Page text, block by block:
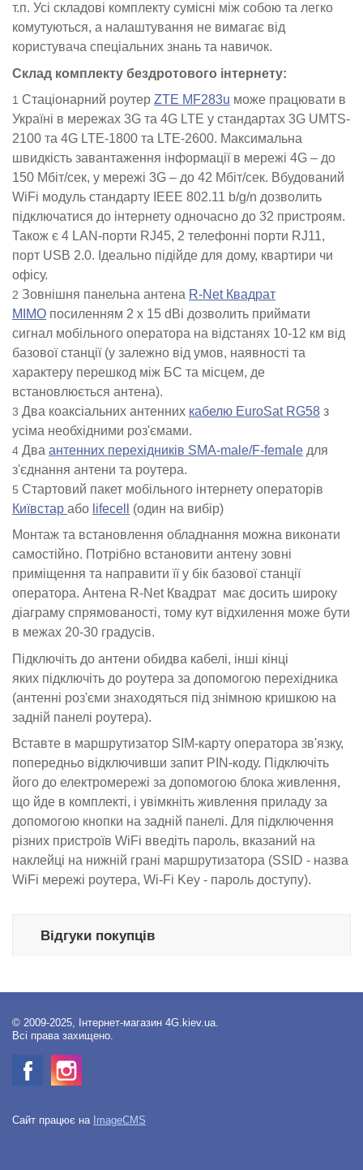
т.п. Усі складові комплекту сумісні між собою та легко
комутуються, а налаштування не вимагає від
користувача спеціальних знань та навичок.
Склад комплекту бездротового інтернету:
Стаціонарний роутер ZTE MF283u може працювати в
Україні в мережах 3G та 4G LTE у стандартах 3G UMTS-
2100 та 4G LTE-1800 та LTE-2600. Максимальна
швидкість завантаження інформації в мережі 4G – до
150 Мбіт/сек, у мережі 3G – до 42 Мбіт/сек. Вбудований
WiFi модуль стандарту IEEE 802.11 b/g/n дозволить
підключатися до інтернету одночасно до 32 пристроям.
Також є 4 LAN-порти RJ45, 2 телефонні порти RJ11,
порт USB 2.0. Ідеально підійде для дому, квартири чи
офісу.
Зовнішня панельна антена R-Net Квадрат
MIMO посиленням 2 x 15 dBi дозволить приймати
сигнал мобільного оператора на відстанях 10-12 км від
базової станції (у залежно від умов, наявності та
характеру перешкод між БС та місцем, де
встановлюється антена).
Два коаксіальних антенних кабелю EuroSat RG58 з
усіма необхідними роз'ємами.
Два антенних перехідників SMA-male/F-female для
з'єднання антени та роутера.
Стартовий пакет мобільного інтернету операторів
Київстар або lifecell
(один на вибір)
Монтаж та встановлення обладнання можна виконати
самостійно. Потрібно встановити антену зовні
приміщення та направити її у бік базової станції
оператора. Антена R-Net Квадрат має досить широку
діаграму спрямованості, тому кут відхилення може бути
в межах 20-30 градусів.
Підключіть до антени обидва кабелі, інші кінці
яких підключіть до роутера за допомогою перехідника
(антенні роз'єми знаходяться під знімною кришкою на
задній панелі роутера).
Вставте в маршрутизатор SIM-карту оператора зв'язку,
попередньо відключивши запит PIN-коду. Підключіть
його до електромережі за допомогою блока живлення,
що йде в комплекті, і увімкніть живлення приладу за
допомогою кнопки на задній панелі. Для підключення
різних пристроїв WiFi введіть пароль, вказаний на
наклейці на нижній грані маршрутизатора (SSID - назва
WiFi мережі роутера, Wi-Fi Key - пароль доступу).
Відгуки покупців
© 2009-2025, Інтернет-магазин 4G.kiev.ua.
Всі права захищено.
Сайт працює на ImageCMS